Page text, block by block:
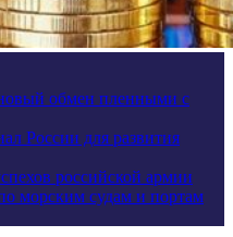
обмен пленными с
России для развития
российской армии
морским судам и портам